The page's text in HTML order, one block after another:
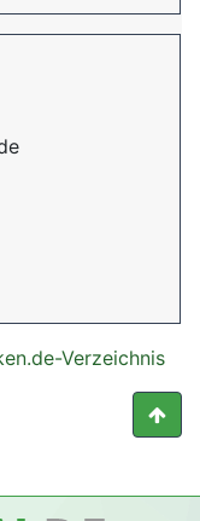
Verzeichnis